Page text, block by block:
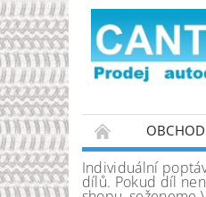
PODMÍNKY
Individuální
dílů. Pokud díl